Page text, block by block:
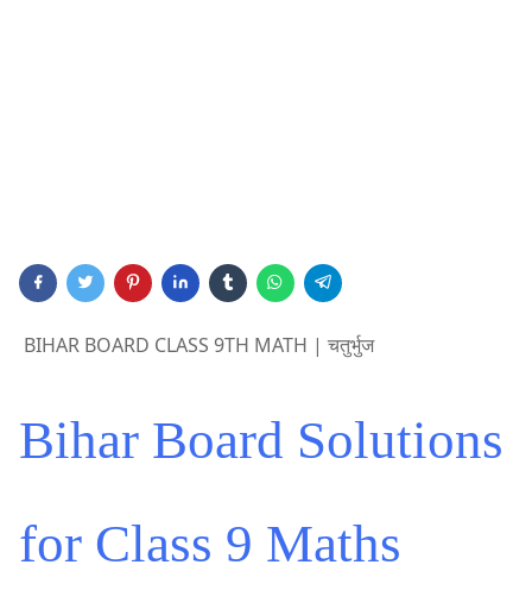
BIHAR BOARD CLASS 9TH MATH | चतुर्भुज
Bihar Board Solutions
for Class 9 Maths